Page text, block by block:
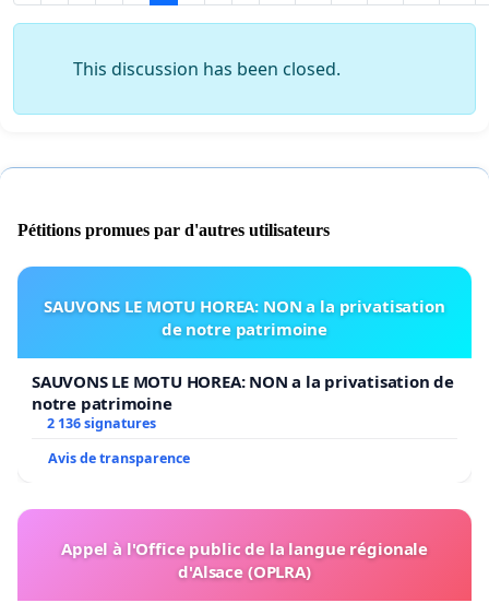
This discussion has been closed.
Pétitions promues par d'autres utilisateurs
SAUVONS LE MOTU HOREA: NON a la privatisation
de notre patrimoine
SAUVONS LE MOTU HOREA: NON a la privatisation de
notre patrimoine
2 136 signatures
Avis de transparence
Appel à l'Office public de la langue régionale
d'Alsace (OPLRA)